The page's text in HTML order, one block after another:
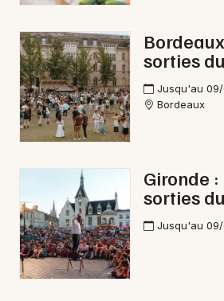
Sorties & loisirs
Aventure en Gironde
Aventure en Aquitaine
Aventure en Nouvelle-Aquitaine
Newsletter des sorties
sorties
Jusqu'au
Bordeaux
Gironde
sorties
Jusqu'au